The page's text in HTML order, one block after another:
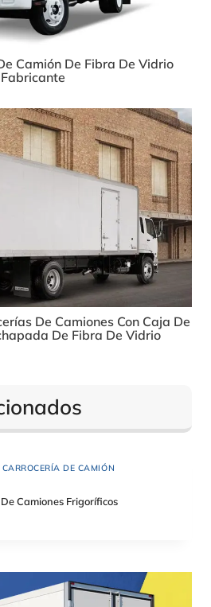
Camión De Fibra De Vidrio
Fabricante
De Camiones Con Caja De
De Fibra De Vidrio
CARROCERÍA DE CAMIÓN
Camiones Frigoríficos